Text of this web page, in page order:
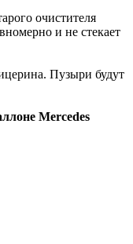
очистителя
и не стекает
Пузыри будут
Mercedes